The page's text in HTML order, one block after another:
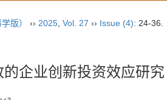
版） ›› 2025 Vol. 27 ›› Issue (4): 24-36.
企业创新投资效应研究